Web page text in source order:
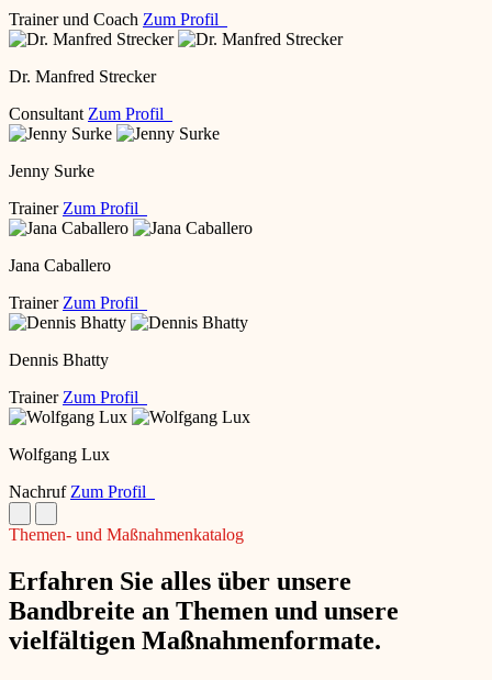
Trainer und Coach Zum Profil
Dr. Manfred Strecker
Consultant Zum Profil
Jenny Surke
Trainer Zum Profil
Jana Caballero
Trainer Zum Profil
Dennis Bhatty
Trainer Zum Profil
Wolfgang Lux
Nachruf Zum Profil
Themen- und Maßnahmenkatalog
Erfahren Sie alles über unsere
Bandbreite an Themen und unsere
vielfältigen Maßnahmenformate.